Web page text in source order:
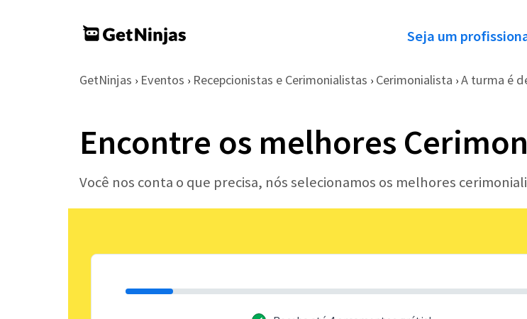
Seja um
GetNinjas › Eventos › Recepcionistas e Cerimonialistas › Cerimonialista › A turma é
Encontre os melhores
Você nos conta o que precisa, nós selecionamos os melhores